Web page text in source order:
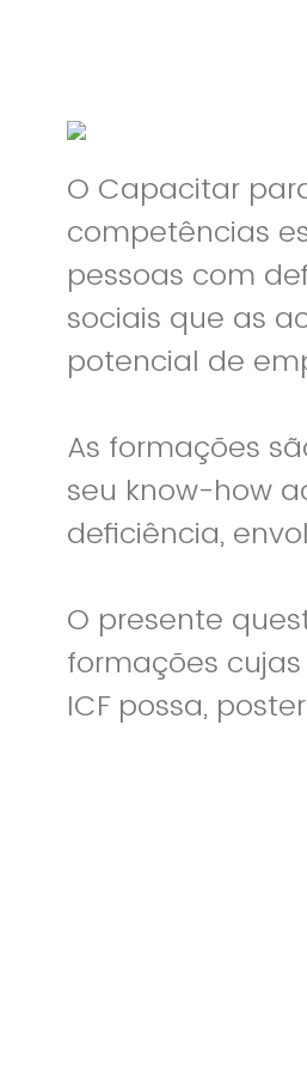
O Capacitar
competências
pessoas com
sociais que as
potencial de
As formações
seu know-how
deficiência,
O presente
formações
ICF possa,